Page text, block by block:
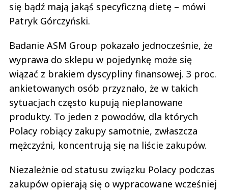
się bądź mają jakąś specyficzną dietę – mówi
Patryk Górczyński.
Badanie ASM Group pokazało jednocześnie, że
wyprawa do sklepu w pojedynkę może się
wiązać z brakiem dyscypliny finansowej. 3 proc.
ankietowanych osób przyznało, że w takich
sytuacjach często kupują nieplanowane
produkty. To jeden z powodów, dla których
Polacy robiący zakupy samotnie, zwłaszcza
mężczyźni, koncentrują się na liście zakupów.
Niezależnie od statusu związku Polacy podczas
zakupów opierają się o wypracowane wcześniej